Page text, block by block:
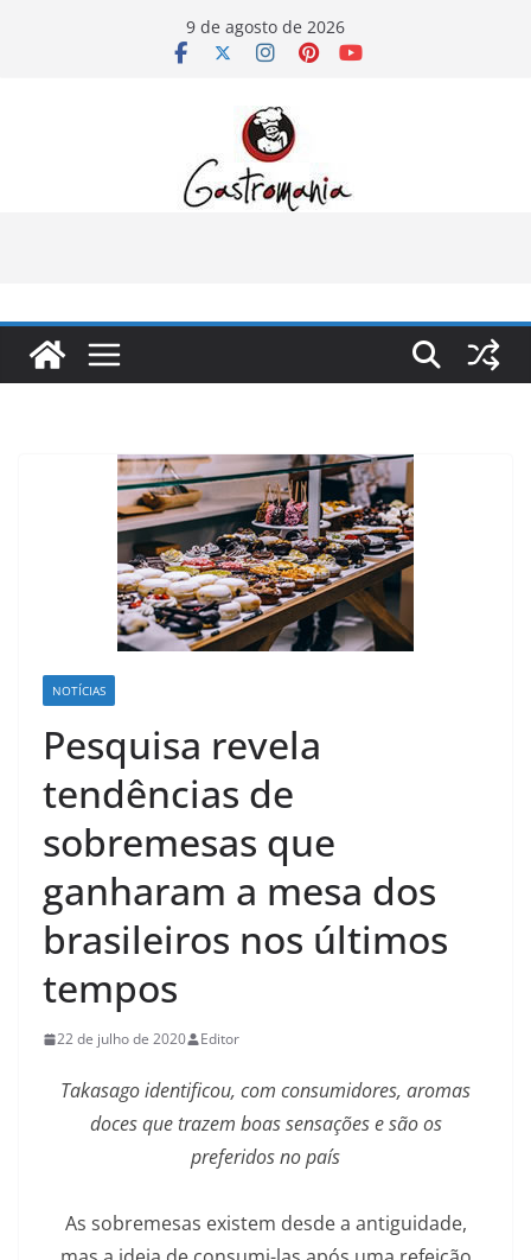
9 de agosto de 2026
NOTÍCIAS
Pesquisa revela
tendências de
sobremesas que
ganharam a mesa dos
brasileiros nos últimos
tempos
22 de julho de 2020 Editor
Takasago identificou, com consumidores, aromas
doces que trazem boas sensações e são os
preferidos no país
As sobremesas existem desde a antiguidade,